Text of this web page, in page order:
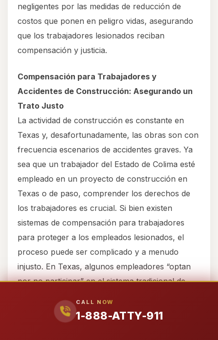
CALL NOW
1-888-ATTY-911
negligentes por las medidas de reducción de
costos que ponen en peligro vidas, asegurando
que los trabajadores lesionados reciban
compensación y justicia.
Compensación para Trabajadores y
Accidentes de Construcción: Asegurando un
Trato Justo
La actividad de construcción es constante en
Texas y, desafortunadamente, las obras son con
frecuencia escenarios de accidentes graves. Ya
sea que un trabajador del Estado de Colima esté
empleado en un proyecto de construcción en
Texas o de paso, comprender los derechos de
los trabajadores es crucial. Si bien existen
sistemas de compensación para trabajadores
para proteger a los empleados lesionados, el
proceso puede ser complicado y a menudo
injusto. En Texas, algunos empleadores “optan
por no participar” en el sistema tradicional de
oportunidades para reclamos por lesiones
personales que producen una mayor